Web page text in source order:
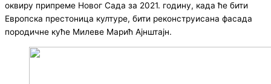
оквиру припреме Новог Сада за 2021. годину, када ће бити
Европска престоница културе, бити реконструисана фасада
породичне куће Милеве Марић Ајнштајн.